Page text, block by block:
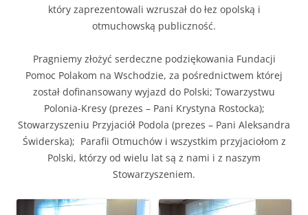
który zaprezentowali wzruszał do łez opolską i
otmuchowską publiczność.
Pragniemy złożyć serdeczne podziękowania Fundacji
Pomoc Polakom na Wschodzie, za pośrednictwem której
został dofinansowany wyjazd do Polski; Towarzystwu
Polonia-Kresy (prezes – Pani Krystyna Rostocka);
Stowarzyszeniu Przyjaciół Podola (prezes – Pani Aleksandra
Świderska); Parafii Otmuchów i wszystkim przyjaciołom z
Polski, którzy od wielu lat są z nami i z naszym
Stowarzyszeniem.